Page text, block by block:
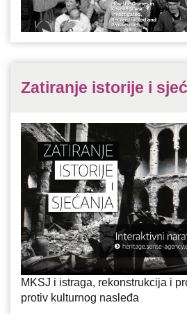
Zatiranje istorije i
MKSJ i istraga, rekonstrukcija i
protiv kulturnog nasleđa